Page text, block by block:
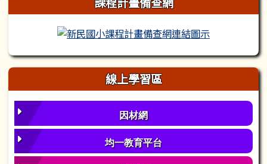
新民國小課
線上學習區
因材網
均一教育平台